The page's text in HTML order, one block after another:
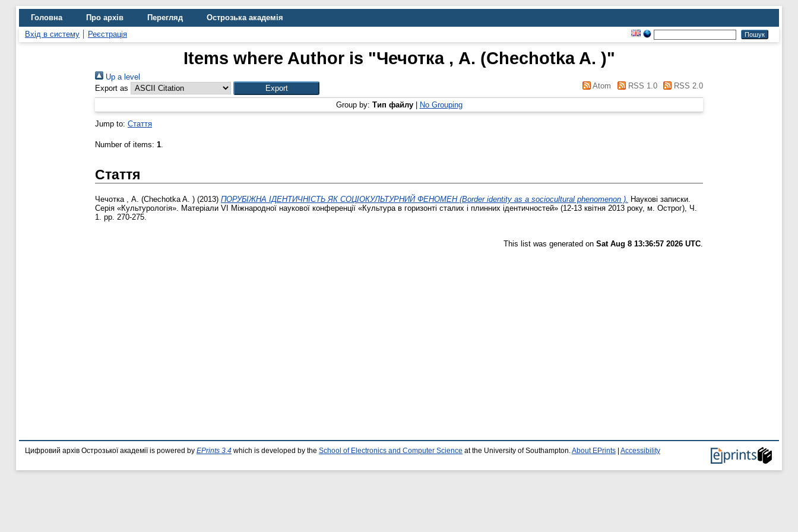
Головна Про архів Перегляд
Острозька академія
Вхід в систему
Реєстрація
Items where Author is "Чечотка , А. (Chechotka A. )"
Up a level
Export as
Atom RSS 1.0 RSS 2.0
Group by: Тип файлу| No Grouping
Jump to: Стаття
Number of items: 1.
Стаття
Чечотка , А. (Chechotka A. ) (2013) ПОРУБІЖНА ІДЕНТИЧНІСТЬ ЯК СОЦІОКУЛЬТУРНИЙ ФЕНОМЕН (Border identity as a socio­cultural phenomenon ). Наукові записки.
Серія «Культурологія». Матеріали VI Міжнародної наукової конференції «Культура в горизонті сталих і плинних ідентичностей» (12­-13 квітня 2013 року, м. Острог), Ч.
1. pp. 270-275.
This list was generated on Sat Aug 8 13:36:57 2026 UTC.
Цифровий архів Острозької академії is powered by EPrints 3.4 which is developed by the School of Electronics and Computer Science at the University of Southampton. About EPrints Accessibility